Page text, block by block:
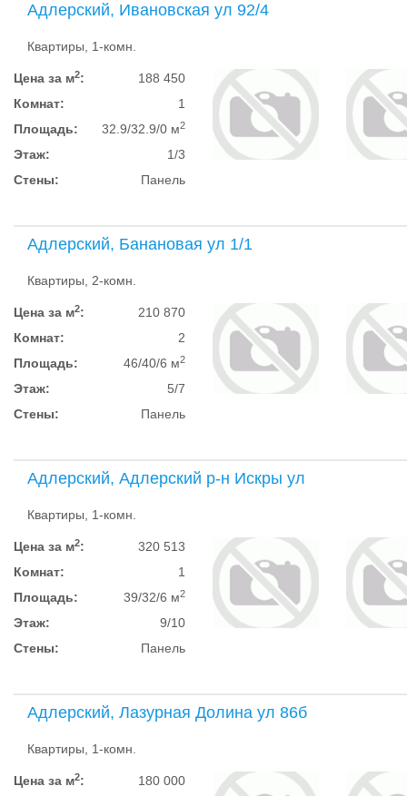
Адлерский, Ивановская ул 92/4
Квартиры, 1-комн.
Цена за м2:
188 450
Комнат:
1
Площадь:
32.9/32.9/0 м2
Этаж:
1/3
Стены:
Панель
Адлерский, Банановая ул 1/1
Квартиры, 2-комн.
Цена за м2:
210 870
Комнат:
2
Площадь:
46/40/6 м2
Этаж:
5/7
Стены:
Панель
Адлерский, Адлерский р-н Искры ул
Квартиры, 1-комн.
Цена за м2:
320 513
Комнат:
1
Площадь:
39/32/6 м2
Этаж:
9/10
Стены:
Панель
Адлерский, Лазурная Долина ул 86б
Квартиры, 1-комн.
Цена за м2:
180 000